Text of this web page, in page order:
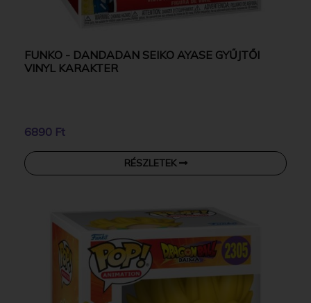
FUNKO - DANDADAN SEIKO AYASE GYŰJTŐI
VINYL KARAKTER
6890 Ft
RÉSZLETEK